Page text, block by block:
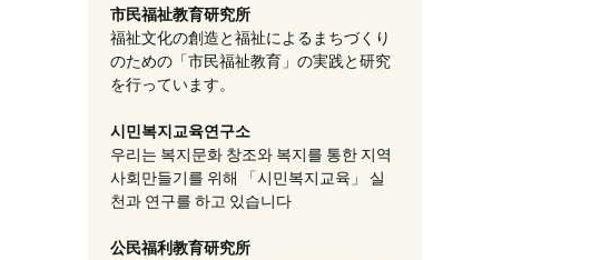
市民福祉教育研究所
福祉文化の創造と福祉によるまちづくり
のための「市民福祉教育」の実践と研究
を行っています。
시민복지교육연구소
우리는 복지문화 창조와 복지를 통한 지역
사회만들기를 위해 「시민복지교육」 실
천과 연구를 하고 있습니다
公民福利教育研究所